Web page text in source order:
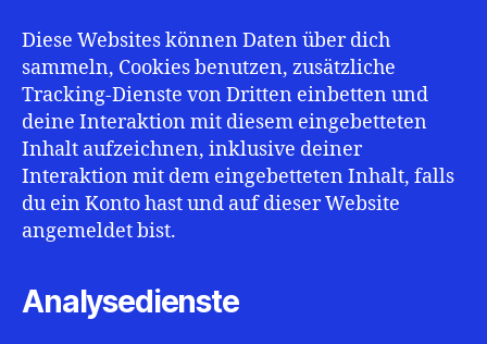
Diese Websites können Daten über dich
sammeln, Cookies benutzen, zusätzliche
Tracking-Dienste von Dritten einbetten und
deine Interaktion mit diesem eingebetteten
Inhalt aufzeichnen, inklusive deiner
Interaktion mit dem eingebetteten Inhalt, falls
du ein Konto hast und auf dieser Website
angemeldet bist.
Analysedienste